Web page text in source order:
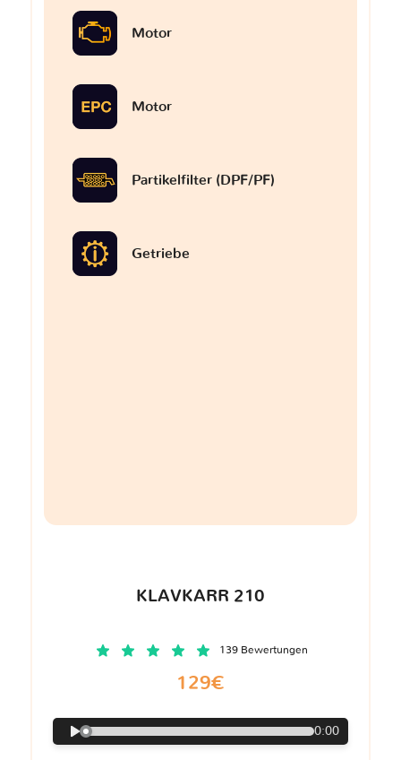
Motor
Motor
Partikelfilter (DPF/PF)
Getriebe
KLAVKARR 210
139 Bewertungen
129€
0:00